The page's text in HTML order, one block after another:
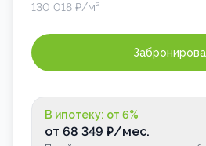
130 018 ₽/м²
В ипотеку: от 6%
от 68 349 ₽/мес.